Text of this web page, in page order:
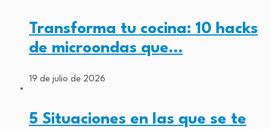
Transforma tu cocina: 10 hacks
de microondas que…
19 de julio de 2026
5 Situaciones en las que se te